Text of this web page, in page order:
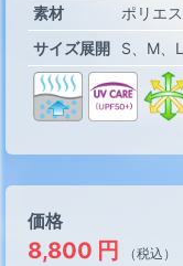
素材
ポリエ
サイズ展開
S M L
価格
8,800 円 （税込）